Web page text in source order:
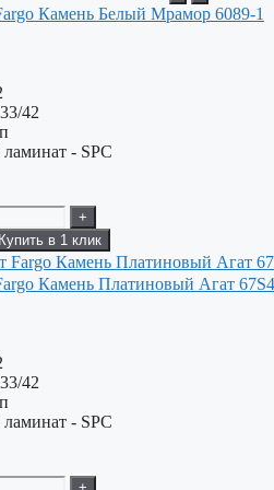
Камень Белый Мрамор 6089-1
33/42
- SPC
+
Купить в 1 клик
Камень Платиновый Агат
33/42
- SPC